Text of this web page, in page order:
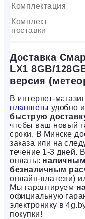
Комплектация
Комплект
поставки
Доставка
LX1 8GB/
версия
В интернет-
планшеты удобно
быструю
чтобы ваш новый
сроки. В Минске
заказа или на
течение 1-3 дней.
оплаты:
безналичным
онлайн-платежи)
Мы гарантируем
официальную
электронику в
покупки!